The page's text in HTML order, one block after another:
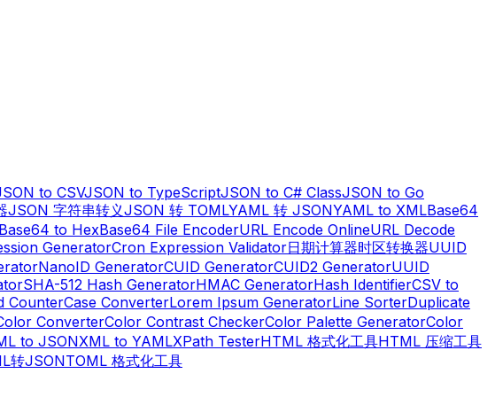
to CSVJSON to TypeScriptJSON to C# ClassJSON to Go
JSON 字符串转义JSON 转 TOMLYAML 转 JSONYAML to XMLBase64
Base64 to HexBase64 File EncoderURL Encode OnlineURL Decode
GeneratorCron Expression Validator日期计算器时区转换器UUID
NanoID GeneratorCUID GeneratorCUID2 GeneratorUUID
SHA-512 Hash GeneratorHMAC GeneratorHash IdentifierCSV to
CounterCase ConverterLorem Ipsum GeneratorLine SorterDuplicate
ConverterColor Contrast CheckerColor Palette GeneratorColor
to JSONXML to YAMLXPath TesterHTML 格式化工具HTML 压缩工具
转JSONTOML 格式化工具